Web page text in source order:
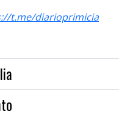
t.me/diarioprimicia